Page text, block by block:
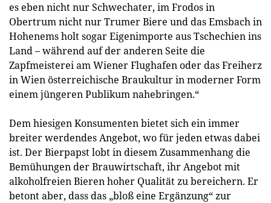
es eben nicht nur Schwechater, im Frodos in
Obertrum nicht nur Trumer Biere und das Emsbach in
Hohenems holt sogar Eigenimporte aus Tschechien ins
Land – während auf der anderen Seite die
Zapfmeisterei am Wiener Flughafen oder das Freiherz
in Wien österreichische Braukultur in moderner Form
einem jüngeren Publikum nahebringen.“
Dem hiesigen Konsumenten bietet sich ein immer
breiter werdendes Angebot, wo für jeden etwas dabei
ist. Der Bierpapst lobt in diesem Zusammenhang die
Bemühungen der Brauwirtschaft, ihr Angebot mit
alkoholfreien Bieren hoher Qualität zu bereichern. Er
betont aber, dass das „bloß eine Ergänzung“ zur